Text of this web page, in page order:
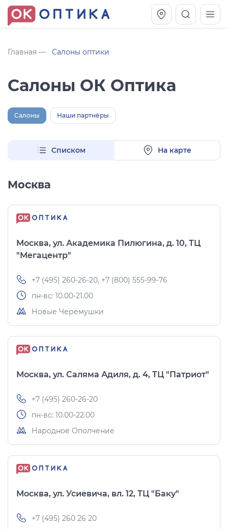
Главная Салоны оптики
Салоны ОК Оптика
Салоны Наши партнёры
Списком На карте
Москва
Москва, ул. Академика Пилюгина, д. 10, ТЦ
"Мегацентр"
+7 (495) 260-26-20, +7 (800) 555-99-76
пн-вс: 10.00-21.00
Новые Черёмушки
Москва, ул. Саляма Адиля, д. 4, ТЦ "Патриот"
+7 (495) 260-26-20
пн-вс: 10.00-22.00
Народное Ополчение
Москва, ул. Усиевича, вл. 12, ТЦ "Баку"
+7 (495) 260 26 20